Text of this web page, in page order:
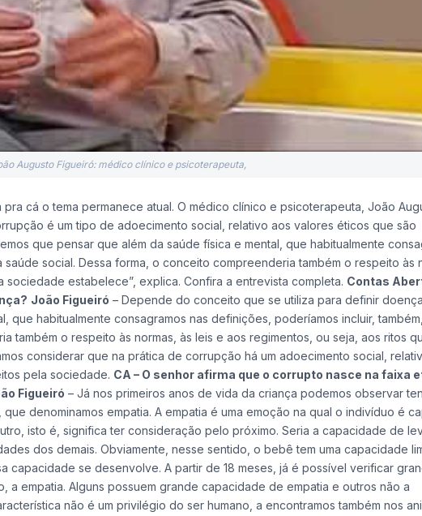
Augusto Figueiró: médico clínico e psicoterapeuta,
pra cá o tema permanece atual. O médico clínico e psicoterapeuta, João
é um tipo de adoecimento social, relativo aos valores éticos que são
que pensar que além da saúde física e mental, que habitualmente
social. Dessa forma, o conceito compreenderia também o respeito às
estabelece”, explica. Confira a entrevista completa. Contas
João Figueiró – Depende do conceito que se utiliza para definir
que habitualmente consagramos nas definições, poderíamos incluir,
também o respeito às normas, às leis e aos regimentos, ou seja, aos ritos
considerar que na prática de corrupção há um adoecimento social,
pela sociedade. CA – O senhor afirma que o corrupto nasce na faixa
Figueiró – Já nos primeiros anos de vida da criança podemos observar
denominamos empatia. A empatia é uma emoção na qual o indivíduo é
isto é, significa ter consideração pelo próximo. Seria a capacidade de
dos demais. Obviamente, nesse sentido, o bebê tem uma capacidade
capacidade se desenvolve. A partir de 18 meses, já é possível verificar
empatia. Alguns possuem grande capacidade de empatia e outros não a
não é um privilégio do ser humano, a encontramos também nos